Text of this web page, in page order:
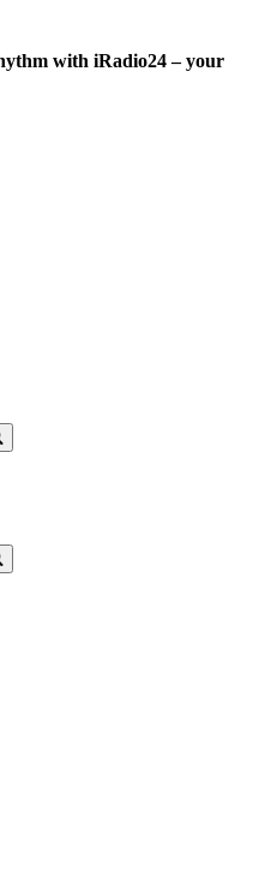
with iRadio24 – your